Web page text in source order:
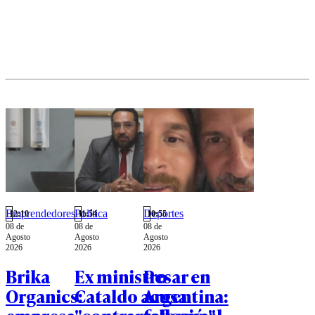
Emprendedores
12:10
08 de
Agosto
2026
Brika
Organics:
Política
11:54
08 de
Agosto
2026
Ex ministro
Cataldo acusa
Deportes
10:55
08 de
Agosto
2026
Pesar en
Argentina: